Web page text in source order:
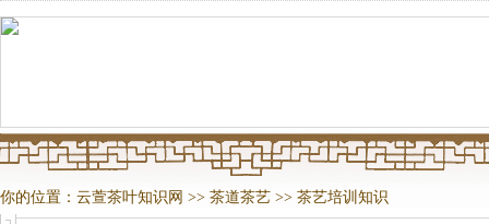
你的位置： 云萱茶叶知识网 >> 茶道茶艺 >> 茶艺培训知识